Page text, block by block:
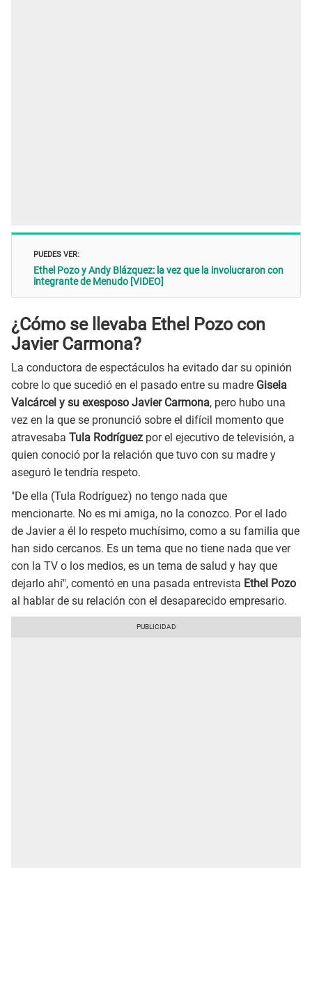
PUEDES VER:
Ethel Pozo y Andy Blázquez: la vez que la involucraron con
integrante de Menudo [VIDEO]
¿Cómo se llevaba Ethel Pozo con
Javier Carmona?
La conductora de espectáculos ha evitado dar su opinión
cobre lo que sucedió en el pasado entre su madre Gisela
Valcárcel y su exesposo Javier Carmona, pero hubo una
vez en la que se pronunció sobre el difícil momento que
atravesaba Tula Rodríguez por el ejecutivo de televisión, a
quien conoció por la relación que tuvo con su madre y
aseguró le tendría respeto.
"De ella (Tula Rodríguez) no tengo nada que
mencionarte. No es mi amiga, no la conozco. Por el lado
de Javier a él lo respeto muchísimo, como a su familia que
han sido cercanos. Es un tema que no tiene nada que ver
con la TV o los medios, es un tema de salud y hay que
dejarlo ahí", comentó en una pasada entrevista Ethel Pozo
al hablar de su relación con el desaparecido empresario.